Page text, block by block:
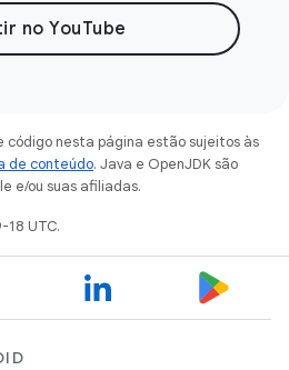
no YouTube
código nesta página estão sujeitos às
de conteúdo. Java e OpenJDK são
e/ou suas afiliadas.
UTC.